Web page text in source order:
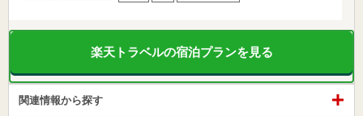
楽天トラベルの宿泊プランを見る
関連情報から探す